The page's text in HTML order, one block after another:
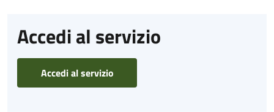
Accedi al servizio
Accedi al servizio